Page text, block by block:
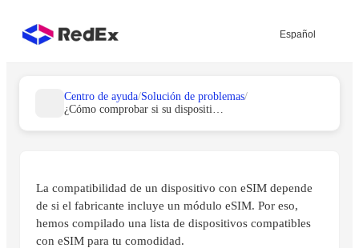
Español
Centro de ayuda/Solución de problemas/
¿Cómo comprobar si su dispositivo Android es compatible con eSIM?
La compatibilidad de un dispositivo con eSIM depende
de si el fabricante incluye un módulo eSIM. Por eso,
hemos compilado una lista de dispositivos compatibles
con eSIM para tu comodidad.